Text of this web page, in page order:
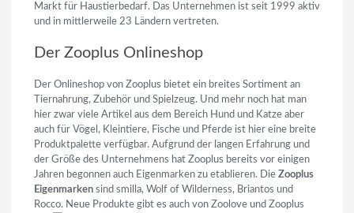
Markt für Haustierbedarf. Das Unternehmen ist seit 1999 aktiv
und in mittlerweile 23 Ländern vertreten.
Der Zooplus Onlineshop
Der Onlineshop von Zooplus bietet ein breites Sortiment an
Tiernahrung, Zubehör und Spielzeug. Und mehr noch hat man
hier zwar viele Artikel aus dem Bereich Hund und Katze aber
auch für Vögel, Kleintiere, Fische und Pferde ist hier eine breite
Produktpalette verfügbar. Aufgrund der langen Erfahrung und
der Größe des Unternehmens hat Zooplus bereits vor einigen
Jahren begonnen auch Eigenmarken zu etablieren. Die Zooplus
Eigenmarken sind smilla, Wolf of Wilderness, Briantos und
Rocco. Neue Produkte gibt es auch von Zoolove und Zooplus